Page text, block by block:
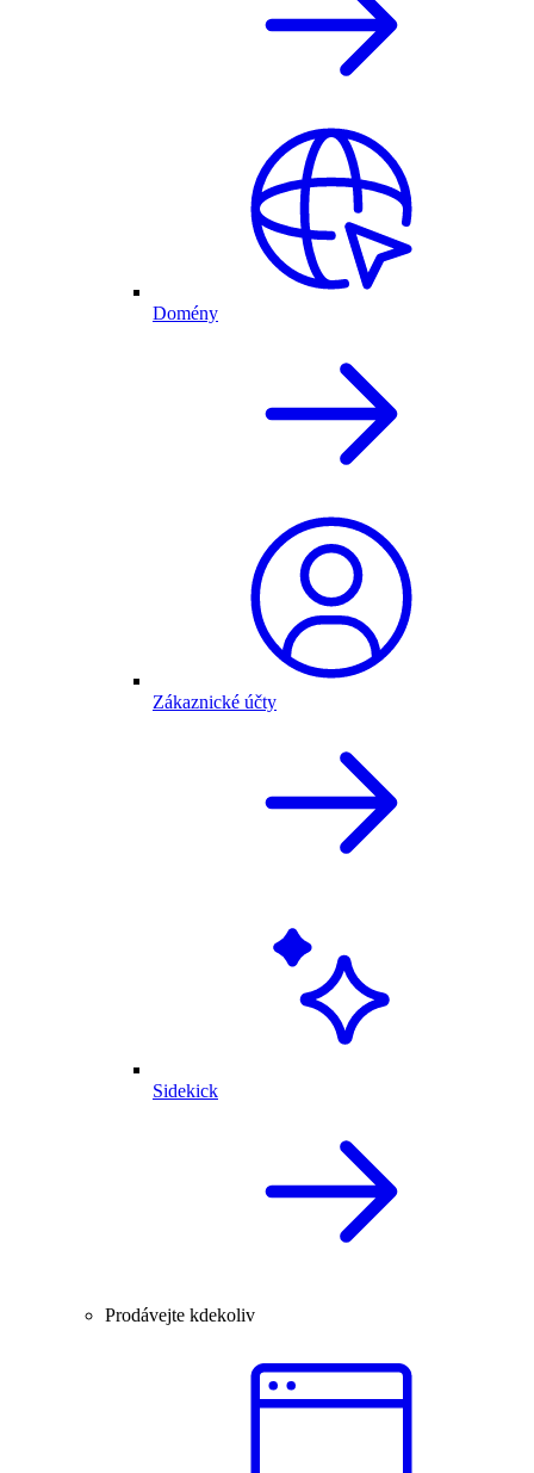
Domény
Zákaznické účty
Sidekick
Prodávejte kdekoliv